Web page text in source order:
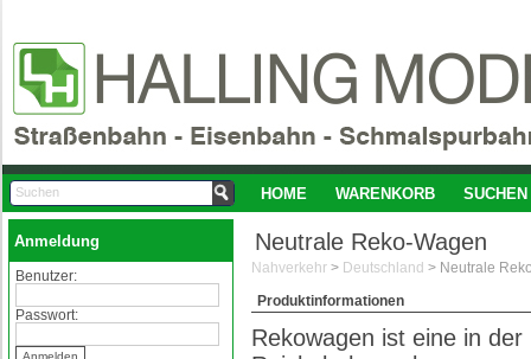
HOME WARENKORB SUCHEN
Anmeldung
Benutzer:
Passwort:
Neutrale Reko-Wagen
Nahverkehr > Deutschland > Neutrale
Produktinformationen
Rekowagen ist eine in